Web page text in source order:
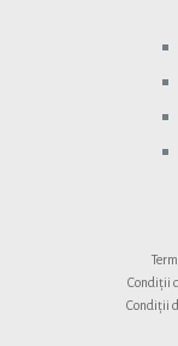
Condiții
Condiții